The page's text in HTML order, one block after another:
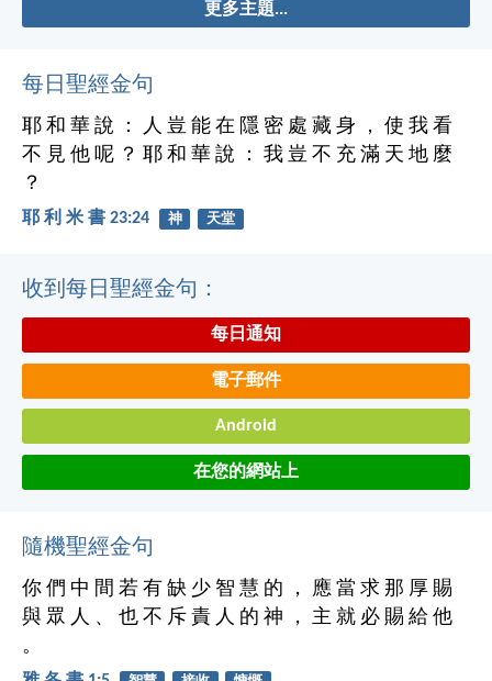
更多主題...
每日聖經金句
耶 和 華 說 ： 人 豈 能 在 隱 密 處 藏 身 ， 使 我 看
不 見 他 呢 ？ 耶 和 華 說 ： 我 豈 不 充 滿 天 地 麼
？
耶 利 米 書 23:24 神 天堂
收到每日聖經金句：
每日通知
電子郵件
Android
在您的網站上
隨機聖經金句
你 們 中 間 若 有 缺 少 智 慧 的 ， 應 當 求 那 厚 賜
與 眾 人 、 也 不 斥 責 人 的 神 ， 主 就 必 賜 給 他
。